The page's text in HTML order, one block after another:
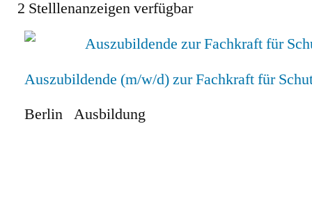
2 Stelllenanzeigen verfügbar
Auszubildende (m/w/d) zur Fachkraft für
Berlin Ausbildung